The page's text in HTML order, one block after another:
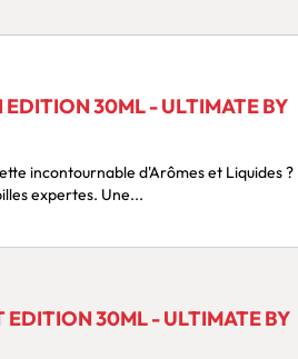
EDITION 30ML - ULTIMATE BY
Sa plus farouche guerrière attend vos papilles expertes. Une...
EDITION 30ML - ULTIMATE BY